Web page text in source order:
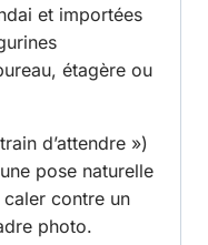
et importées
étagère ou
d’attendre »)
pose naturelle
contre un
photo.